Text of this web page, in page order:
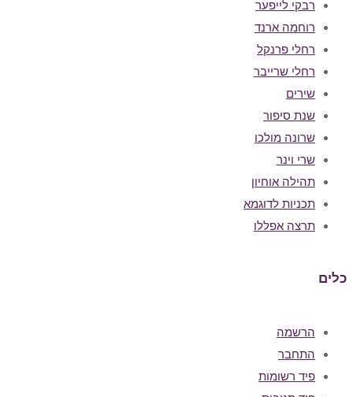
רבקי לייפער
רוחמה ארנד
רחלי פרנקל
רחלי שרייבר
שירים
שנת סיפור
שרונה מולכו
שרי וינר
תהילה אוחיון
תכניות לדוגמא
תרצה אפללו
כלים
הרשמה
התחבר
פיד רשומות